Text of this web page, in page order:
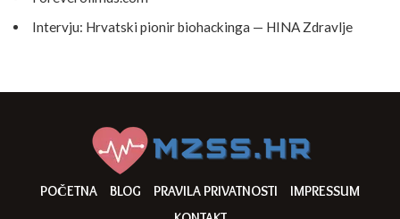
Intervju: Hrvatski pionir biohackinga — HINA Zdravlje
POČETNA BLOG PRAVILA PRIVATNOSTI
IMPRESSUM